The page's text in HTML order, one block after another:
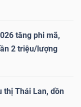
tăng phi mã,
2 triệu/lượng
thị Thái Lan, dồn